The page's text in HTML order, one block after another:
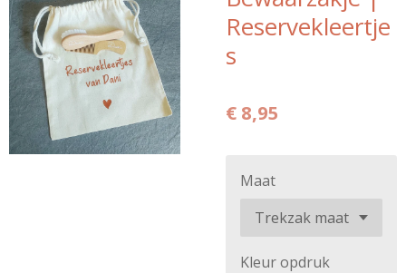
Reservekleertje
s
€ 8,95
Maat
Kleur opdruk